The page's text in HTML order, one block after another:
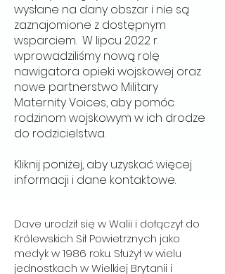
wysłane na dany obszar i nie są
zaznajomione z dostępnym
wsparciem. W lipcu 2022 r.
wprowadziliśmy nową rolę
nawigatora opieki wojskowej oraz
nowe partnerstwo Military
Maternity Voices, aby pomóc
rodzinom wojskowym w ich drodze
do rodzicielstwa.
Kliknij poniżej, aby uzyskać więcej
informacji i dane kontaktowe.
Dave urodził się w Walii i dołączył do
Królewskich Sił Powietrznych jako
medyk w 1986 roku. Służył w wielu
jednostkach w Wielkiej Brytanii i